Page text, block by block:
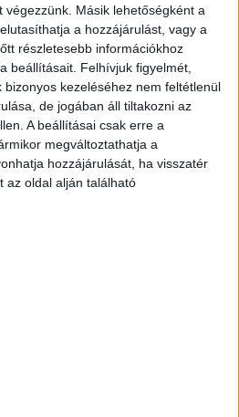
végezzünk. Másik lehetőségként a
a hozzájárulást, vagy a
részletesebb információkhoz
beállításait. Felhívjuk figyelmét,
bizonyos kezeléséhez nem feltétlenül
de jogában áll tiltakozni az
A beállításai csak erre a
megváltoztathatja a
hozzájárulását, ha visszatér
az oldal alján található
fő forrásaival és a szálló por
valamint a debreceni pilot akciót, azaz a
megismerték.